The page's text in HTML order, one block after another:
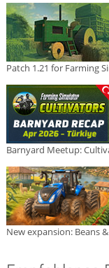
Patch 1.21 for Farming
Barnyard Meetup:
New expansion: Beans